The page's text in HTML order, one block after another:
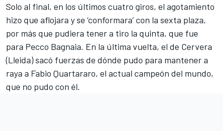
Solo al final, en los últimos cuatro giros, el agotamiento
hizo que aflojara y se ‘conformara’ con la sexta plaza,
por más que pudiera tener a tiro la quinta, que fue
para Pecco Bagnaia. En la última vuelta, el de Cervera
(Lleida) sacó fuerzas de dónde pudo para mantener a
raya a Fabio Quartararo, el actual campeón del mundo,
que no pudo con él.